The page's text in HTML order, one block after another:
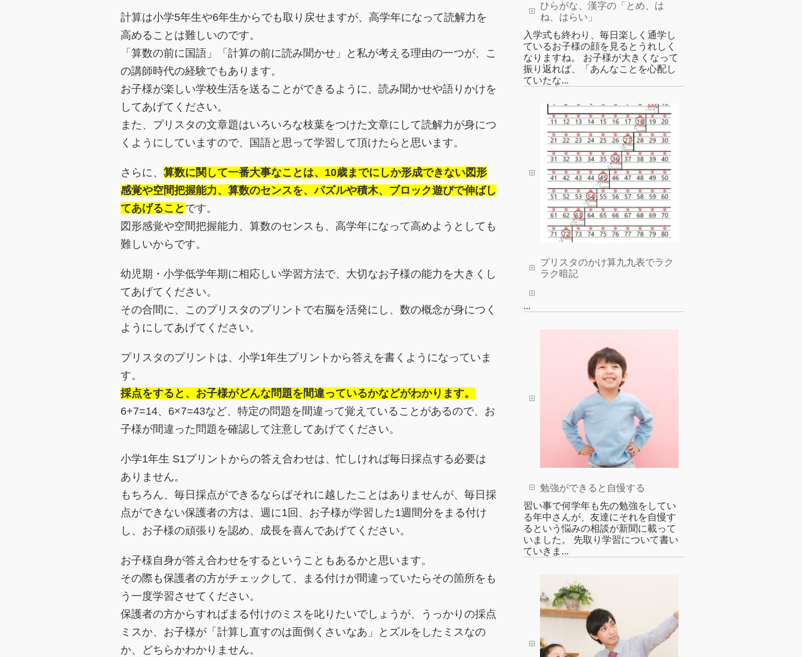
計算は小学5年生や6年生からでも取り戻せますが、高学年になって読解力を
高めることは難しいのです。
「算数の前に国語」「計算の前に読み聞かせ」と私が考える理由の一つが、こ
の講師時代の経験でもあります。
お子様が楽しい学校生活を送ることができるように、読み聞かせや語りかけを
してあげてください。
また、プリスタの文章題はいろいろな枝葉をつけた文章にして読解力が身につ
くようにしていますので、国語と思って学習して頂けたらと思います。
さらに、 算数に関して一番大事なことは、10歳までにしか形成できない図形
感覚や空間把握能力、算数のセンスを、パズルや積木、ブロック遊びで伸ばし
てあげること です。
図形感覚や空間把握能力、算数のセンスも、高学年になって高めようとしても
難しいからです。
幼児期・小学低学年期に相応しい学習方法で、大切なお子様の能力を大きくし
てあげてください。
その合間に、このプリスタのプリントで右脳を活発にし、数の概念が身につく
ようにしてあげてください。
プリスタのプリントは、小学1年生プリントから答えを書くようになっていま
す。
採点をすると、お子様がどんな問題を間違っているかなどがわかります。
6+7=14、6×7=43など、特定の問題を間違って覚えていることがあるので、お
子様が間違った問題を確認して注意してあげてください。
小学1年生 S1プリントからの答え合わせは、忙しければ毎日採点する必要は
ありません。
もちろん、毎日採点ができるならばそれに越したことはありませんが、毎日採
点ができない保護者の方は、週に1回、お子様が学習した1週間分をまる付け
し、お子様の頑張りを認め、成長を喜んであげてください。
お子様自身が答え合わせをするということもあるかと思います。
その際も保護者の方がチェックして、まる付けが間違っていたらその箇所をも
う一度学習させてください。
保護者の方からすればまる付けのミスを叱りたいでしょうが、うっかりの採点
ミスか、お子様が「計算し直すのは面倒くさいなあ」とズルをしたミスなの
か、どちらかわかりません。
ひらがな、漢字の「とめ、は
ね、はらい」
入学式も終わり、毎日楽しく通学し
ているお子様の顔を見るとうれしく
なりますね。 お子様が大きくなって
振り返れば、「あんなことを心配し
ていたな...
プリスタのかけ算九九表でラク
ラク暗記
...
勉強ができると自慢する
習い事で何学年も先の勉強をしてい
る年中さんが、友達にそれを自慢す
るという悩みの相談が新聞に載って
いました。 先取り学習について書い
ていきま...